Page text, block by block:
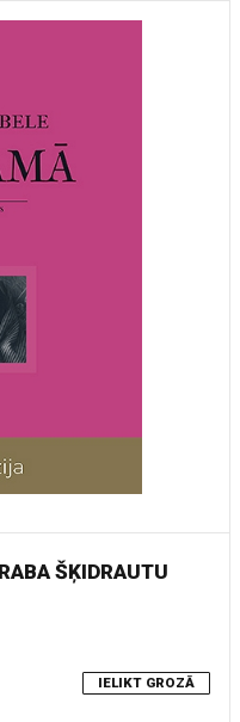
ŠĶIDRAUTU
IELIKT GROZĀ